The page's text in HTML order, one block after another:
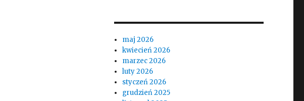
maj 2026
kwiecień 2026
marzec 2026
luty 2026
styczeń 2026
grudzień 2025